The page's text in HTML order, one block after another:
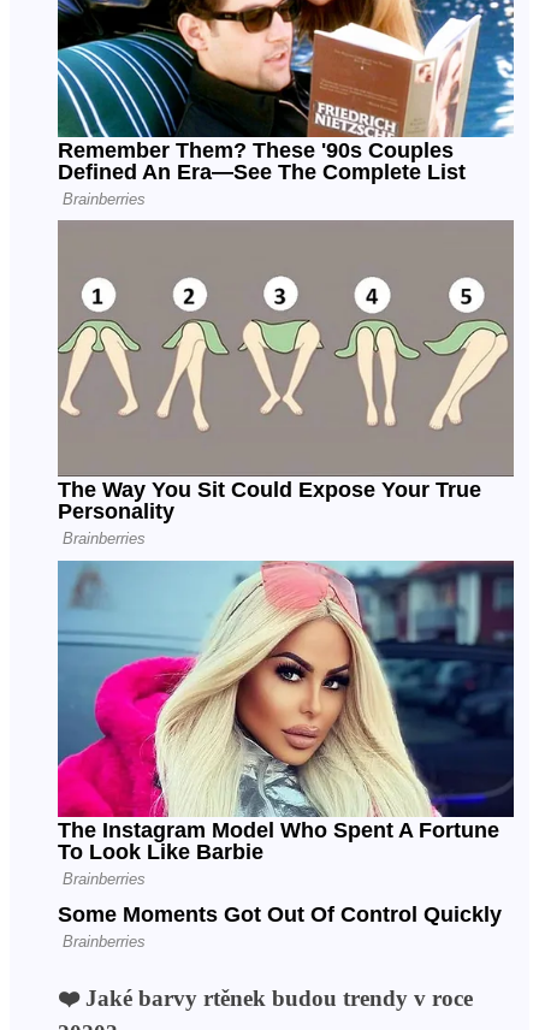
❤️ Jaké barvy rtěnek budou trendy v roce